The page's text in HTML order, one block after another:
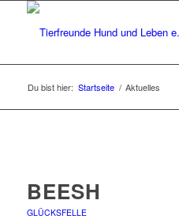
Du bist hier: Startseite / Aktuelles
BEESH
GLÜCKSFELLE